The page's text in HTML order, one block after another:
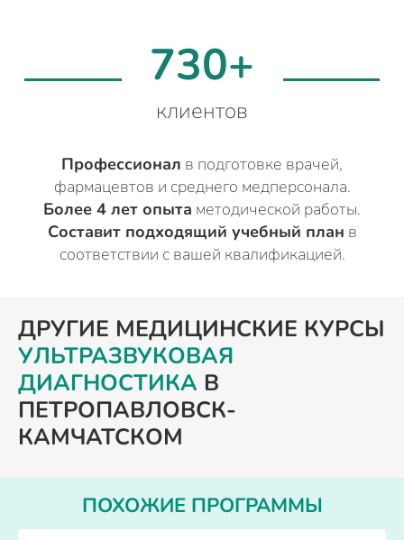
730+
клиентов
Профессионал в подготовке врачей,
фармацевтов и среднего медперсонала.
Более 4 лет опыта методической работы.
Составит подходящий учебный план в
соответствии с вашей квалификацией.
ДРУГИЕ МЕДИЦИНСКИЕ КУРСЫ
УЛЬТРАЗВУКОВАЯ
ДИАГНОСТИКА В
ПЕТРОПАВЛОВСК-
КАМЧАТСКОМ
ПОХОЖИЕ ПРОГРАММЫ